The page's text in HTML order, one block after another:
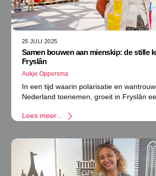
25 JULI 2025
Samen bouwen aan mienskip: de stille
Fryslân
Aukje Oppersma
In een tijd waarin polarisatie en
Nederland toenemen, groeit in Fryslân
Lees meer...